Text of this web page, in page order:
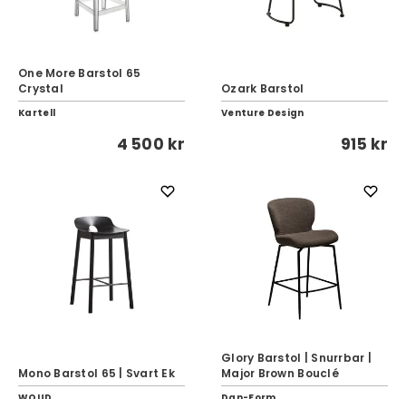
One More Barstol 65
Crystal
Kartell
4 500 kr
Ozark Barstol
Venture Design
915 kr
Mono Barstol 65 | Svart Ek
Glory Barstol | Snurrbar |
Major Brown Bouclé